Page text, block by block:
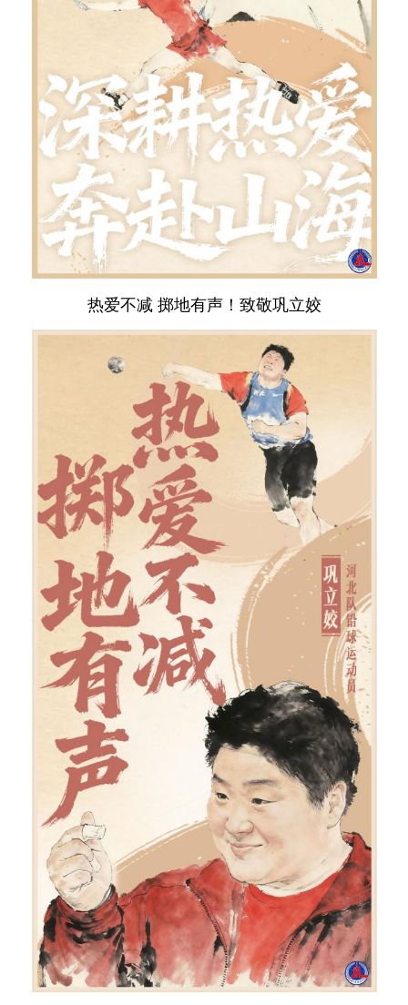
热爱不减 掷地有声！致敬巩立姣